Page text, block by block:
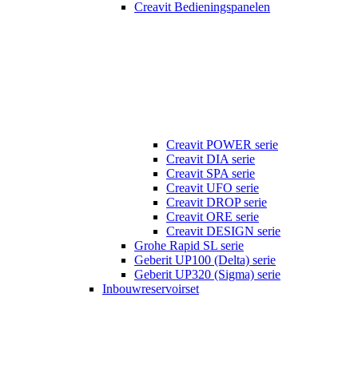
Creavit Bedieningspanelen
Creavit POWER serie
Creavit DIA serie
Creavit SPA serie
Creavit UFO serie
Creavit DROP serie
Creavit ORE serie
Creavit DESIGN serie
Grohe Rapid SL serie
Geberit UP100 (Delta) serie
Geberit UP320 (Sigma) serie
Inbouwreservoirset